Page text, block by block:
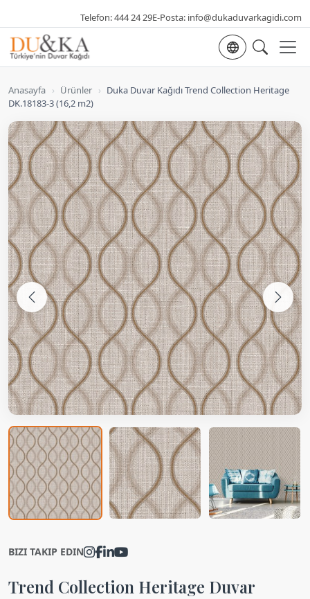
Telefon:444 24 29E-Posta: info@dukaduvarkagidi.com
Dil seçimi
Anasayfa › Ürünler › Duka Duvar Kağıdı Trend Collection Heritage
DK.18183-3 (16,2 m2)
BIZI TAKIP EDIN
Trend Collection Heritage Duvar